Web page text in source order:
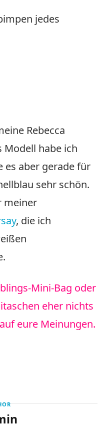
jedes
Rebecca
Modell habe ich
es aber gerade für
sehr schön.
meiner
, die ich
Mini-Bag oder
eher nichts
eure Meinungen.